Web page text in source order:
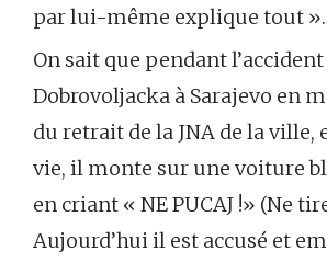
par lui-même explique tout ».
On sait que pendant
Dobrovoljacka à Sarajevo en
du retrait de la JNA de la ville,
vie, il monte sur une voiture
en criant « NE PUCAJ !» (Ne
Aujourd’hui il est accusé et